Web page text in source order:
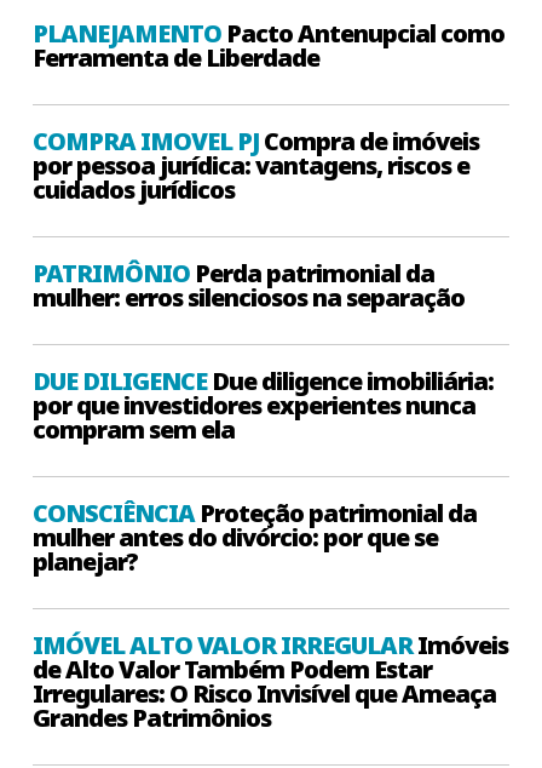
PLANEJAMENTO Pacto Antenupcial como
Ferramenta de Liberdade
COMPRA IMOVEL PJCompra de imóveis
por pessoa jurídica: vantagens, riscos e
cuidados jurídicos
PATRIMÔNIO Perda patrimonial da
mulher: erros silenciosos na separação
DUE DILIGENCEDue diligence imobiliária:
por que investidores experientes nunca
compram sem ela
CONSCIÊNCIAProteção patrimonial da
mulher antes do divórcio: por que se
planejar?
IMÓVEL ALTO VALOR IRREGULARImóveis
de Alto Valor Também Podem Estar
Irregulares: O Risco Invisível que Ameaça
Grandes Patrimônios